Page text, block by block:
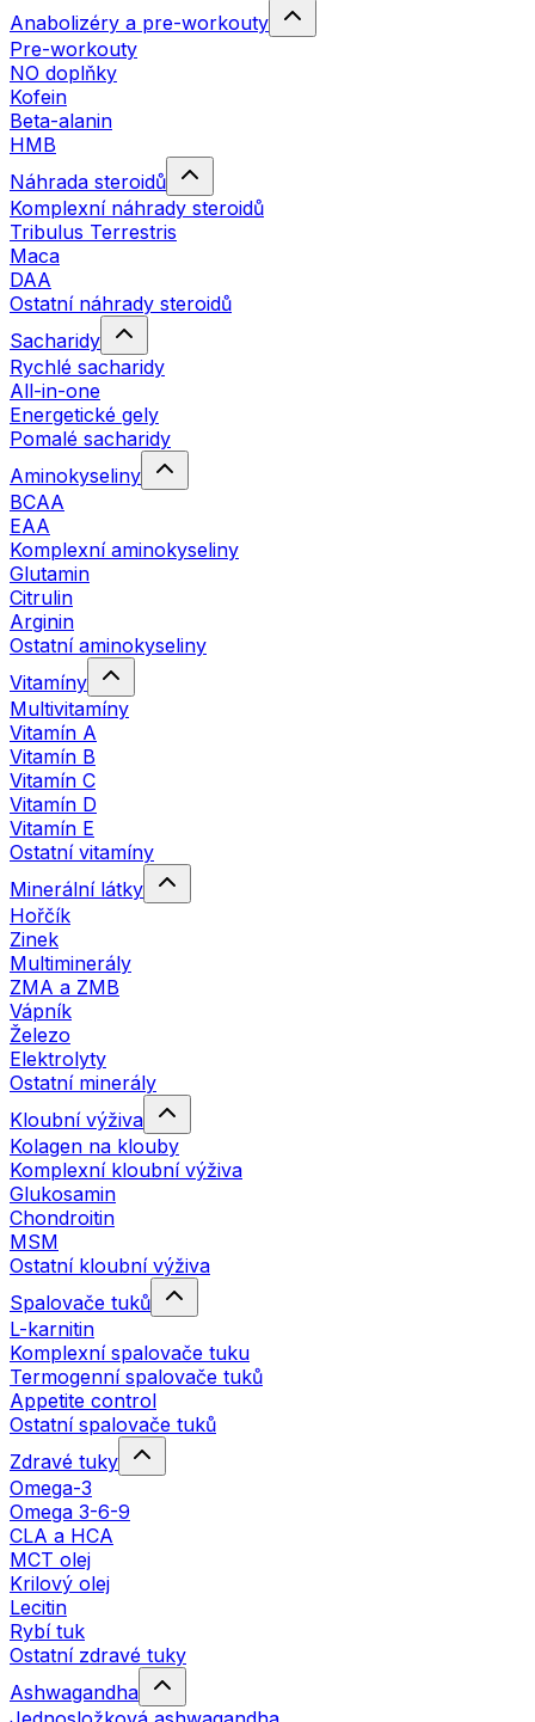
Anabolizéry a pre-workouty
Pre-workouty
NO doplňky
Kofein
Beta-alanin
HMB
Náhrada steroidů
Komplexní náhrady steroidů
Tribulus Terrestris
Maca
DAA
Ostatní náhrady steroidů
Sacharidy
Rychlé sacharidy
All-in-one
Energetické gely
Pomalé sacharidy
Aminokyseliny
BCAA
EAA
Komplexní aminokyseliny
Glutamin
Citrulin
Arginin
Ostatní aminokyseliny
Vitamíny
Multivitamíny
Vitamín A
Vitamín B
Vitamín C
Vitamín D
Vitamín E
Ostatní vitamíny
Minerální látky
Hořčík
Zinek
Multiminerály
ZMA a ZMB
Vápník
Železo
Elektrolyty
Ostatní minerály
Kloubní výživa
Kolagen na klouby
Komplexní kloubní výživa
Glukosamin
Chondroitin
MSM
Ostatní kloubní výživa
Spalovače tuků
L-karnitin
Komplexní spalovače tuku
Termogenní spalovače tuků
Appetite control
Ostatní spalovače tuků
Zdravé tuky
Omega-3
Omega 3-6-9
CLA a HCA
MCT olej
Krilový olej
Lecitin
Rybí tuk
Ostatní zdravé tuky
Ashwagandha